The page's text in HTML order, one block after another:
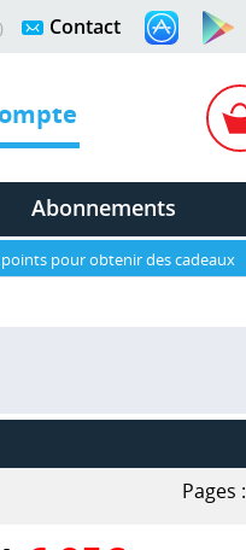
Contact
Abonnements
points pour obtenir des cadeaux
Pages :